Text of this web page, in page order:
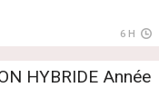
6 H
HYBRIDE Année